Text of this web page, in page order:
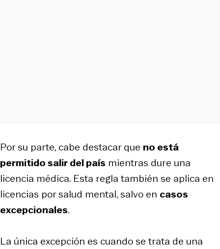
Por su parte, cabe destacar que no está
permitido salir del país mientras dure una
licencia médica. Esta regla también se aplica en
licencias por salud mental, salvo en casos
excepcionales.
La única excepción es cuando se trata de una